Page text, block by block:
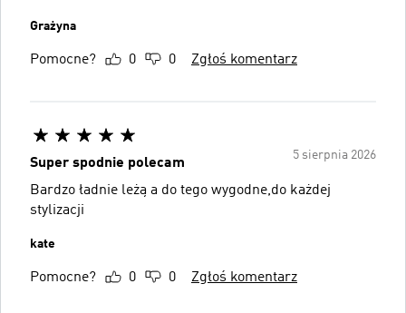
Grażyna
Pomocne? 0 0 Zgłoś komentarz
5 sierpnia 2026
Super spodnie polecam
Bardzo ładnie leżą a do tego wygodne,do każdej
stylizacji
kate
Pomocne? 0 0 Zgłoś komentarz